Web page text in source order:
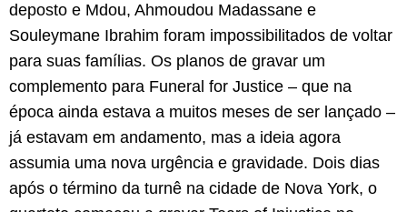
deposto e Mdou, Ahmoudou Madassane e
Souleymane Ibrahim foram impossibilitados de voltar
para suas famílias. Os planos de gravar um
complemento para Funeral for Justice – que na
época ainda estava a muitos meses de ser lançado –
já estavam em andamento, mas a ideia agora
assumia uma nova urgência e gravidade. Dois dias
após o término da turnê na cidade de Nova York, o